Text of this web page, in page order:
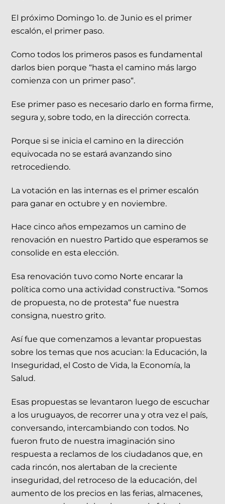
El próximo Domingo 1o. de Junio es el primer
escalón, el primer paso.
Como todos los primeros pasos es fundamental
darlos bien porque “hasta el camino más largo
comienza con un primer paso“.
Ese primer paso es necesario darlo en forma firme,
segura y, sobre todo, en la dirección correcta.
Porque si se inicia el camino en la dirección
equivocada no se estará avanzando sino
retrocediendo.
La votación en las internas es el primer escalón
para ganar en octubre y en noviembre.
Hace cinco años empezamos un camino de
renovación en nuestro Partido que esperamos se
consolide en esta elección.
Esa renovación tuvo como Norte encarar la
política como una actividad constructiva. “Somos
de propuesta, no de protesta“ fue nuestra
consigna, nuestro grito.
Así fue que comenzamos a levantar propuestas
sobre los temas que nos acucian: la Educación, la
Inseguridad, el Costo de Vida, la Economía, la
Salud.
Esas propuestas se levantaron luego de escuchar
a los uruguayos, de recorrer una y otra vez el país,
conversando, intercambiando con todos. No
fueron fruto de nuestra imaginación sino
respuesta a reclamos de los ciudadanos que, en
cada rincón, nos alertaban de la creciente
inseguridad, del retroceso de la educación, del
aumento de los precios en las ferias, almacenes,